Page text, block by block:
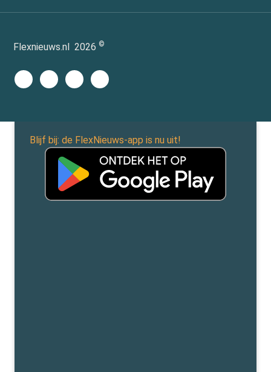
Flexnieuws.nl 2026 ©
Blijf bij: de FlexNieuws-app is nu uit!